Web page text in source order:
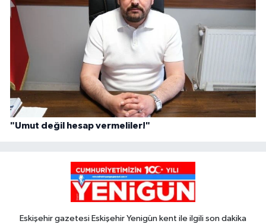
"Umut değil hesap vermeliler!"
Eskişehir gazetesi Eskişehir Yenigün kent ile ilgili son dakika